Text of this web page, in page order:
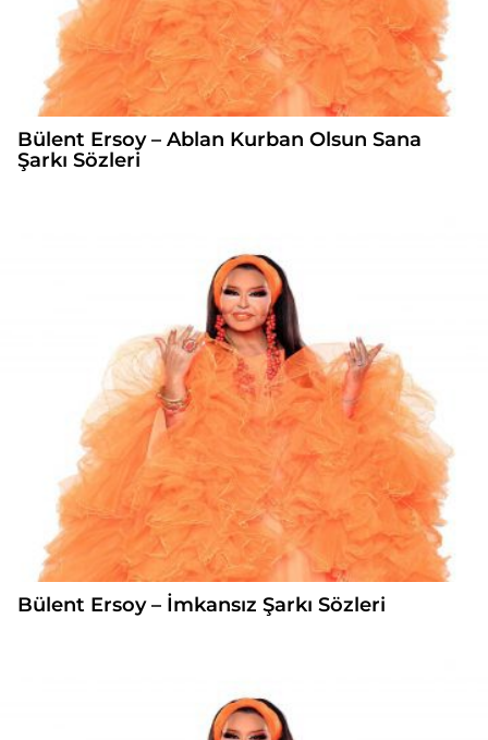
Bülent Ersoy – Ablan Kurban Olsun Sana
Şarkı Sözleri
Bülent Ersoy – İmkansız Şarkı Sözleri